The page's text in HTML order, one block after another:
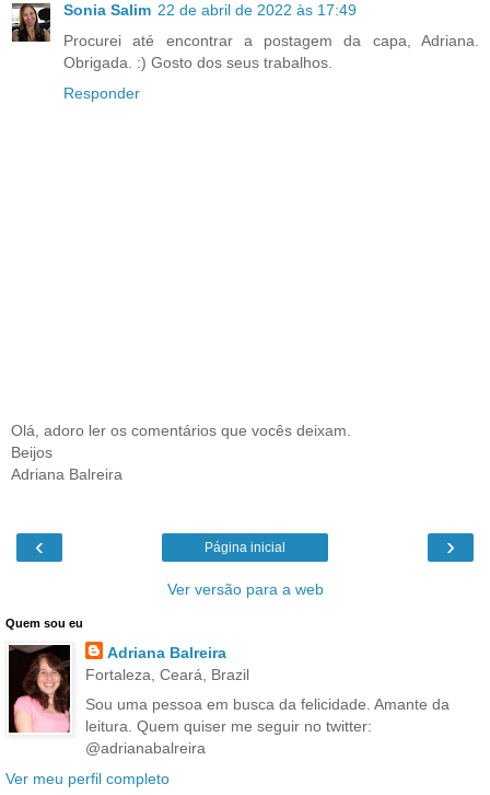
Sonia Salim 22 de abril de 2022 às 17:49
Procurei até encontrar a postagem da capa, Adriana.
Obrigada. :) Gosto dos seus trabalhos.
Responder
Olá, adoro ler os comentários que vocês deixam.
Beijos
Adriana Balreira
‹ ›
Página inicial
Ver versão para a web
Quem sou eu
Adriana Balreira
Fortaleza, Ceará, Brazil
Sou uma pessoa em busca da felicidade. Amante da
leitura. Quem quiser me seguir no twitter:
@adrianabalreira
Ver meu perfil completo